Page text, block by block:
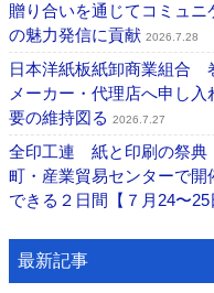
贈り合いを通じてコミュ
の魅力発信に貢献 2026.7.28
日本洋紙板紙卸商業組合
メーカー・代理店へ申し
要の維持図る 2026.7.27
全印工連 紙と印刷の祭典
町・産業貿易センターで
できる２日間【７月24〜25
最新記事